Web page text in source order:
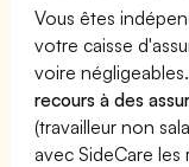
Vous êtes
votre caisse
voire
recours à des
(travailleur non
avec SideCare les